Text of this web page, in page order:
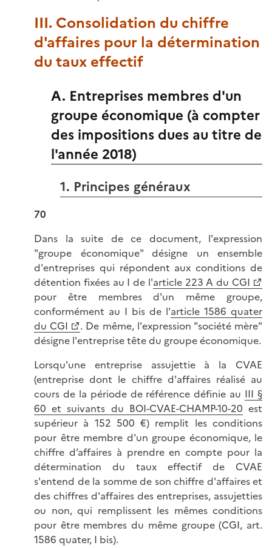
III. Consolidation du chiffre
d'affaires pour la détermination
du taux effectif
A. Entreprises membres d'un
groupe économique (à compter
des impositions dues au titre de
l'année 2018)
1. Principes généraux
70
Dans la suite de ce document, l'expression
"groupe économique" désigne un ensemble
d'entreprises qui répondent aux conditions de
détention fixées au I de l'article 223 A du CGI
pour être membres d'un même groupe,
conformément au I bis de l'article 1586 quater
du CGI
. De même, l'expression "société mère"
désigne l'entreprise tête du groupe économique.
Lorsqu'une entreprise assujettie à la CVAE
(entreprise dont le chiffre d'affaires réalisé au
cours de la période de référence définie au III §
60 et suivants du BOI-CVAE-CHAMP-10-20 est
supérieur à 152 500 €) remplit les conditions
pour être membre d'un groupe économique, le
chiffre d’affaires à prendre en compte pour la
détermination du taux effectif de CVAE
s'entend de la somme de son chiffre d'affaires et
des chiffres d'affaires des entreprises, assujetties
ou non, qui remplissent les mêmes conditions
pour être membres du même groupe (CGI, art.
1586 quater, I bis).